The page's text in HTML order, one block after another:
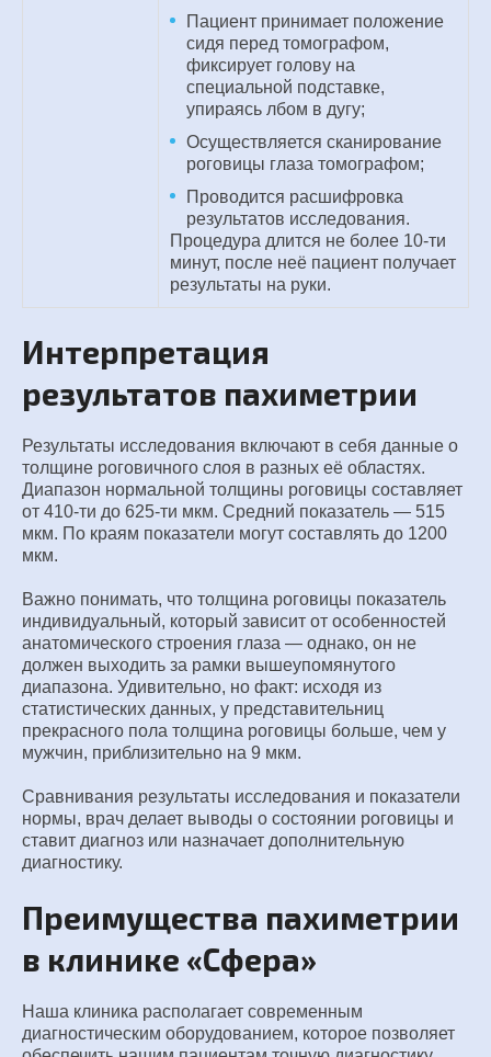
Пациент принимает положение
сидя перед томографом,
фиксирует голову на
специальной подставке,
упираясь лбом в дугу;
Осуществляется сканирование
роговицы глаза томографом;
Проводится расшифровка
результатов исследования.
Процедура длится не более 10-ти
минут, после неё пациент получает
результаты на руки.
Интерпретация
результатов пахиметрии
Результаты исследования включают в себя данные о
толщине роговичного слоя в разных её областях.
Диапазон нормальной толщины роговицы составляет
от 410-ти до 625-ти мкм. Средний показатель — 515
мкм. По краям показатели могут составлять до 1200
мкм.
Важно понимать, что толщина роговицы показатель
индивидуальный, который зависит от особенностей
анатомического строения глаза — однако, он не
должен выходить за рамки вышеупомянутого
диапазона. Удивительно, но факт: исходя из
статистических данных, у представительниц
прекрасного пола толщина роговицы больше, чем у
мужчин, приблизительно на 9 мкм.
Сравнивания результаты исследования и показатели
нормы, врач делает выводы о состоянии роговицы и
ставит диагноз или назначает дополнительную
диагностику.
Преимущества пахиметрии
в клинике «Сфера»
Наша клиника располагает современным
диагностическим оборудованием, которое позволяет